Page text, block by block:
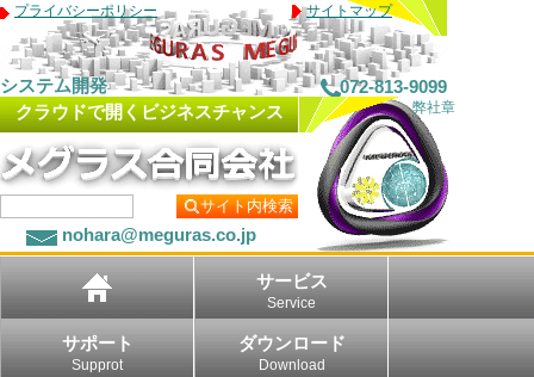
プライバシーポリシー サイトマップ
システム開発
072-813-9099
クラウドで開くビジネスチャンス
サイト内検索
nohara@meguras.co.jp
弊社章
サービス
Service
サポート
Supprot
ダウンロード
Download